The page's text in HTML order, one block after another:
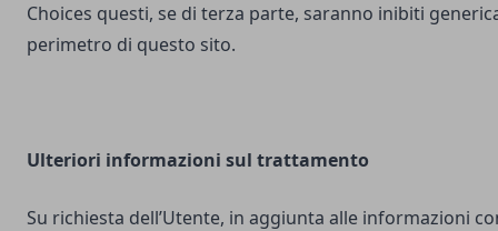
Choices questi, se di terza parte, saranno inibiti
perimetro di questo sito.
Ulteriori informazioni sul trattamento
Su richiesta dell’Utente, in aggiunta alle informazioni